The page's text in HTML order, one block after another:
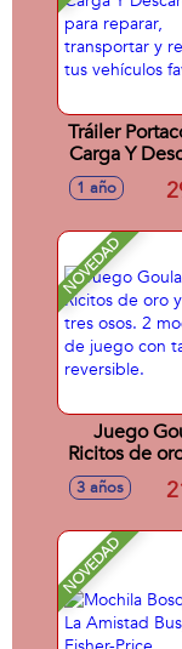
Tráiler
Carga Y
para
transportar y
favoritos
1 año
NOVEDAD
Juego
Ricitos de
tres osos.
modelos de
reversible.
3 años
NOVEDAD